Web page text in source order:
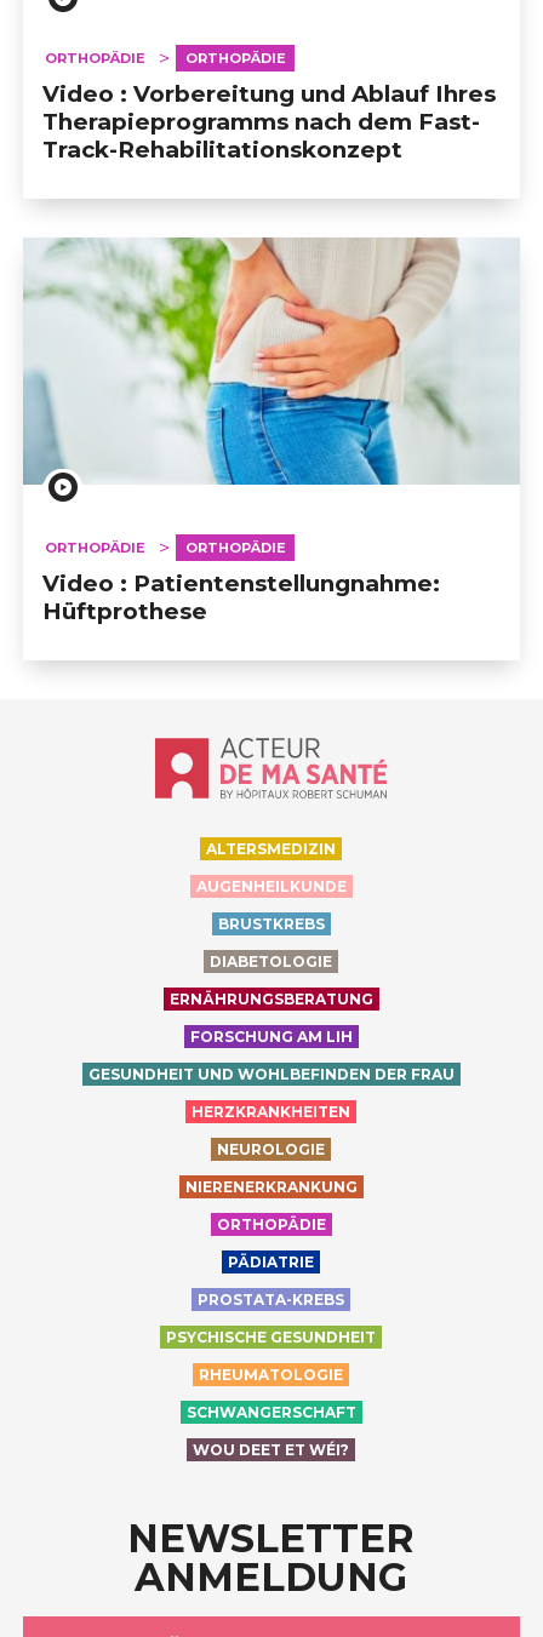
ORTHOPÄDIE ORTHOPÄDIE
Video : Vorbereitung und Ablauf Ihres
Therapieprogramms nach dem Fast-
Track-Rehabilitationskonzept
ORTHOPÄDIE ORTHOPÄDIE
Video : Patientenstellungnahme:
Hüftprothese
Accueil - Acteur de ma santé, by
ALTERSMEDIZIN
AUGENHEILKUNDE
BRUSTKREBS
DIABETOLOGIE
ERNÄHRUNGSBERATUNG
FORSCHUNG AM LIH
GESUNDHEIT UND WOHLBEFINDEN DER FRAU
HERZKRANKHEITEN
NEUROLOGIE
NIERENERKRANKUNG
ORTHOPÄDIE
PÄDIATRIE
PROSTATA-KREBS
PSYCHISCHE GESUNDHEIT
RHEUMATOLOGIE
SCHWANGERSCHAFT
WOU DEET ET WÉI?
NEWSLETTER
ANMELDUNG